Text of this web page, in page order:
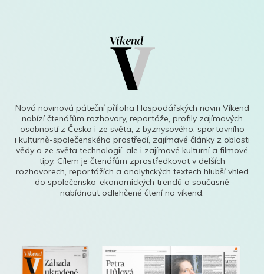
Nová novinová páteční příloha Hospodářských novin Víkend
nabízí čtenářům rozhovory, reportáže, profily zajímavých
osobností z Česka i ze světa, z byznysového, sportovního
i kulturně-společenského prostředí, zajímavé články z oblasti
vědy a ze světa technologií, ale i zajímavé kulturní a filmové
tipy. Cílem je čtenářům zprostředkovat v delších
rozhovorech, reportážích a analytických textech hlubší vhled
do společensko-ekonomických trendů a současně
nabídnout odlehčené čtení na víkend.